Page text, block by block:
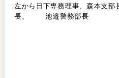
左から日下専務理事、森本支部
長、 池邉警務部長